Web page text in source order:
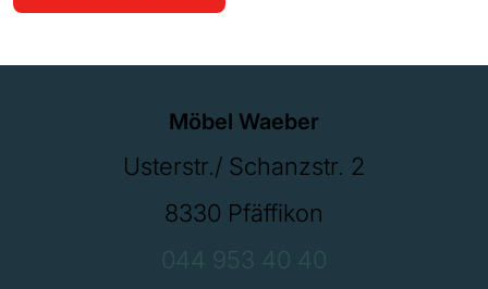
Möbel Waeber
Usterstr./ Schanzstr. 2
8330 Pfäffikon
044 953 40 40